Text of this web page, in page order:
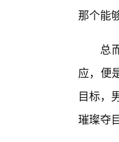
那个能
总
应，便
目标，
璀璨夺